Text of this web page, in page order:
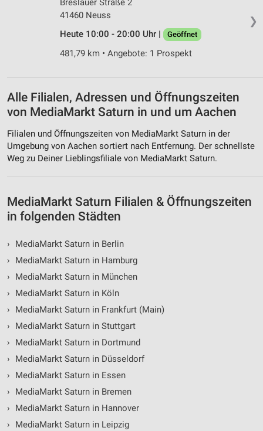
❯
Breslauer Straße 2
41460 Neuss
Heute 10:00 - 20:00 Uhr |
Geöffnet
481,79 km • Angebote: 1 Prospekt
Alle Filialen, Adressen und Öffnungszeiten
von MediaMarkt Saturn in und um Aachen
Filialen und Öffnungszeiten von MediaMarkt Saturn in der
Umgebung von Aachen sortiert nach Entfernung. Der schnellste
Weg zu Deiner Lieblingsfiliale von MediaMarkt Saturn.
MediaMarkt Saturn Filialen & Öffnungszeiten
in folgenden Städten
›
MediaMarkt Saturn in Berlin
›
MediaMarkt Saturn in Hamburg
›
MediaMarkt Saturn in München
›
MediaMarkt Saturn in Köln
›
MediaMarkt Saturn in Frankfurt (Main)
›
MediaMarkt Saturn in Stuttgart
›
MediaMarkt Saturn in Dortmund
›
MediaMarkt Saturn in Düsseldorf
›
MediaMarkt Saturn in Essen
›
MediaMarkt Saturn in Bremen
›
MediaMarkt Saturn in Hannover
›
MediaMarkt Saturn in Leipzig